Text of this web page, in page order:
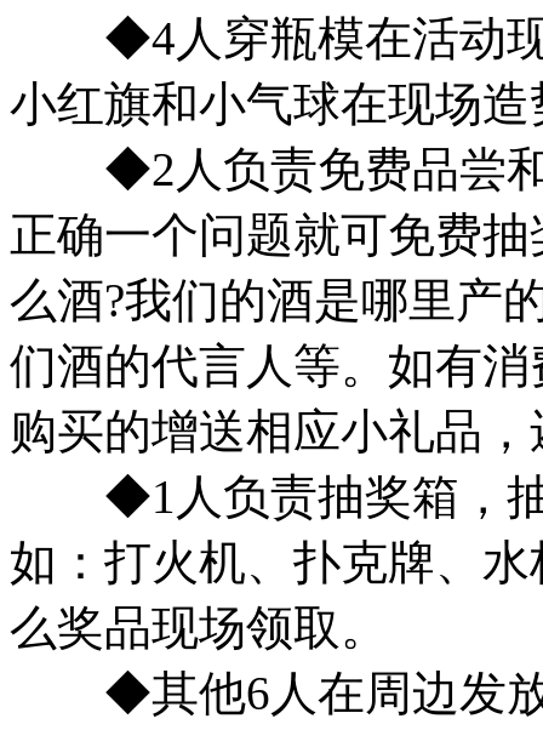
◆4人穿瓶模在活动现
小红旗和小气球在现场
◆2人负责免费品尝和
正确一个问题就可免费
么酒?我们的酒是哪里产
们酒的代言人等。如有
购买的增送相应小礼品
◆1人负责抽奖箱，抽
如：打火机、扑克牌、
么奖品现场领取。
◆其他6人在周边发放